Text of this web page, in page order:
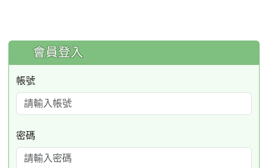
:::
會員登入
帳號
密碼